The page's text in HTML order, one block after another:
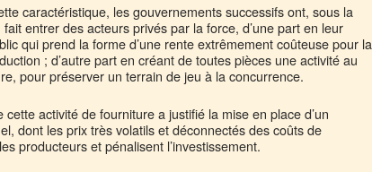
caractéristique, les gouvernements successifs ont, sous la
entrer des acteurs privés par la force, d’une part en leur
qui prend la forme d’une rente extrêmement coûteuse pour la
; d’autre part en créant de toutes pièces une activité au
pour préserver un terrain de jeu à la concurrence.
activité de fourniture a justifié la mise en place d’un
dont les prix très volatils et déconnectés des coûts de
producteurs et pénalisent l’investissement.